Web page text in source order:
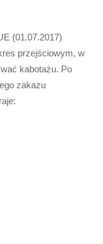
(01.07.2017)
przejściowym, w
kabotażu. Po
zakazu